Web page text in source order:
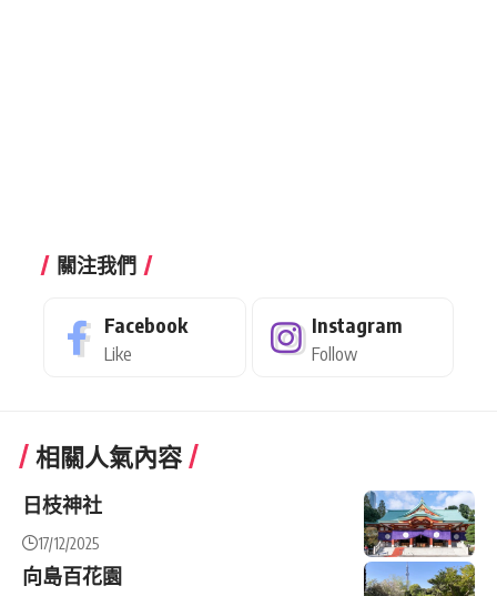
關注我們
Facebook
Like
Instagram
Follow
相關人氣內容
日枝神社
17/12/2025
向島百花園